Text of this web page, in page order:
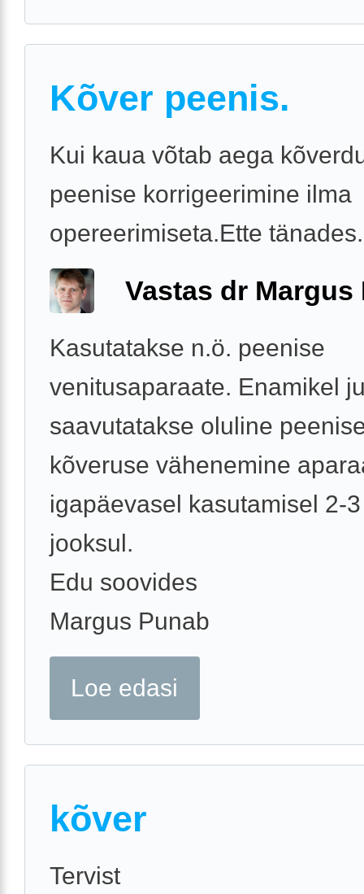
Kõver peenis.
Kui kaua võtab aega
peenise korrigeerimine ilma
opereerimiseta.Ette tänades.
Vastas dr Margus
Kasutatakse n.ö. peenise
venitusaparaate. Enamikel
saavutatakse oluline
kõveruse vähenemine
igapäevasel kasutamisel 2-
jooksul.
Edu soovides
Margus Punab
Loe edasi
kõver
Tervist